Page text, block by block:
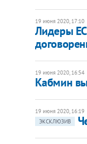
19 июня 2020, 17:10
Лидеры
19 июня 2020, 16:54
Кабмин
19 июня 2020, 16:19
ЭКСКЛЮЗИВ